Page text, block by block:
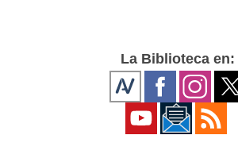
La Biblioteca en: